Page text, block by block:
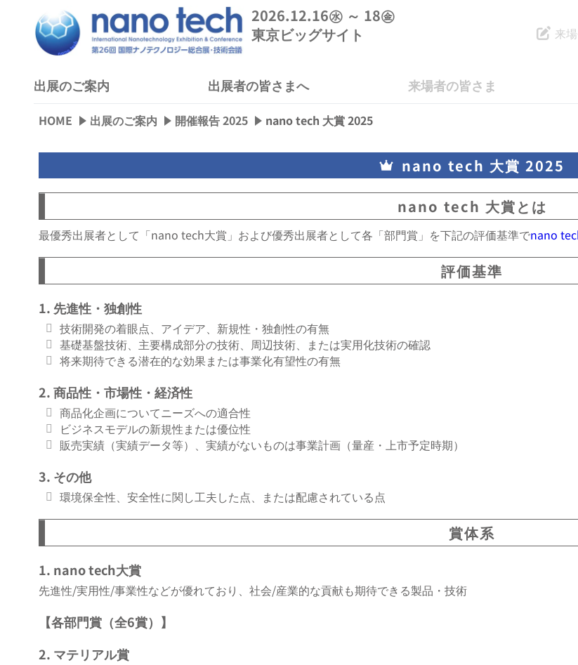
2026.12.16㊌ ～ 18㊎
東京ビッグサイト
来
出展のご案内 出展者の皆さまへ 来場者の皆さま
HOME 出展のご案内 開催報告 2025 nano tech 大賞 2025
nano tech 大賞 2025
nano tech 大賞とは
最優秀出展者として「nano tech大賞」および優秀出展者として各「部門賞」を下記の評価基準でnano
評価基準
1. 先進性・独創性
技術開発の着眼点、アイデア、新規性・独創性の有無
基礎基盤技術、主要構成部分の技術、周辺技術、または実用化技術の確認
将来期待できる潜在的な効果または事業化有望性の有無
2. 商品性・市場性・経済性
商品化企画についてニーズへの適合性
ビジネスモデルの新規性または優位性
販売実績（実績データ等）、実績がないものは事業計画（量産・上市予定時期）
3. その他
環境保全性、安全性に関し工夫した点、または配慮されている点
賞体系
1. nano tech大賞
先進性/実用性/事業性などが優れており、社会/産業的な貢献も期待できる製品・技術
【各部門賞（全6賞）】
2. マテリアル賞